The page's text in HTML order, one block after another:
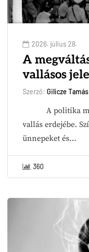
2026. július 28.
A
vallásos
Szerző: Gilicze Tamás
A politika
vallás erdejébe.
ünnepeket és…
360